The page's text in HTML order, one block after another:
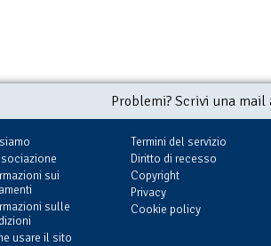
Problemi? Scrivi una
sui
sulle
usare il sito
Termini del servizio
Diritto di recesso
Copyright
Privacy
Cookie policy